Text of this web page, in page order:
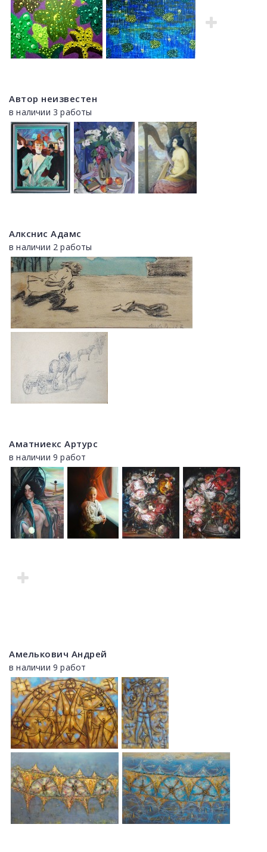
Автор неизвестен
в наличии 3 работы
Алкснис Адамс
в наличии 2 работы
Аматниекс Артурс
в наличии 9 работ
Амелькович Андрей
в наличии 9 работ